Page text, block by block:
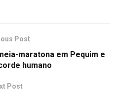
Post
maratona em Pequim e
humano
Post